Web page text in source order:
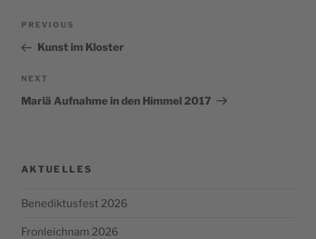
Previous
Post
PREVIOUS
Kunst im Kloster
Next
Post
NEXT
Mariä Aufnahme in den Himmel 2017
AKTUELLES
Benediktusfest 2026
Fronleichnam 2026